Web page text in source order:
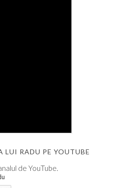
LUI RADU PE YOUTUBE
de YouTube.